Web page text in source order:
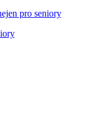
pro seniory